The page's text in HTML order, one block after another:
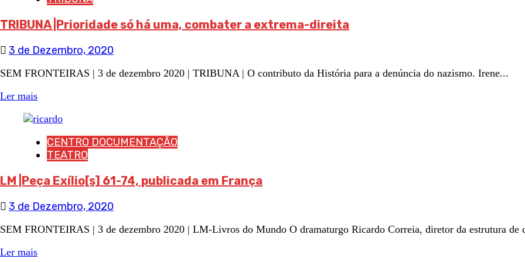
TRIBUNA |Prioridade só há uma, combater a extrema-direita
3 de Dezembro, 2020
SEM FRONTEIRAS | 3 de dezembro 2020 | TRIBUNA | O contributo da História para a denúncia do nazismo. Irene...
Ler mais
CENTRO DOCUMENTAÇÃO
TEATRO
LM |Peça Exílio[s] 61-74, publicada em França
3 de Dezembro, 2020
SEM FRONTEIRAS | 3 de dezembro 2020 | LM-Livros do Mundo O dramaturgo Ricardo Correia, diretor da estrutura de
Ler mais